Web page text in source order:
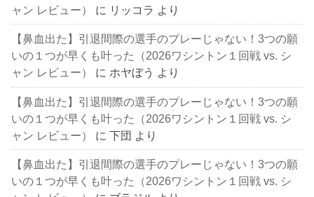
ャン レビュー）
に リッコラ より
【鼻血出た】引退間際の選手のプレーじゃない！3つの願
いの１つが早くも叶った（2026ワシントン１回戦 vs. シ
ャン レビュー）
に ホヤぼう より
【鼻血出た】引退間際の選手のプレーじゃない！3つの願
いの１つが早くも叶った（2026ワシントン１回戦 vs. シ
ャン レビュー）
に下団 より
【鼻血出た】引退間際の選手のプレーじゃない！3つの願
いの１つが早くも叶った（2026ワシントン１回戦 vs. シ